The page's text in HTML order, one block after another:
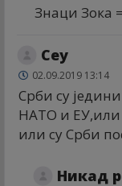
Знаци Зока
Сеy
02.09.2019 13:14
Срби су
НАТО и ЕУ,или
или су Срби
Никад